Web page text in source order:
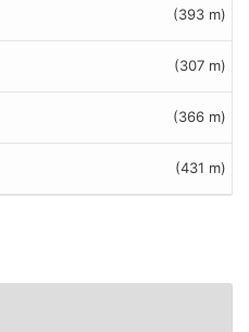
(393 m)
(307 m)
(366 m)
(431 m)